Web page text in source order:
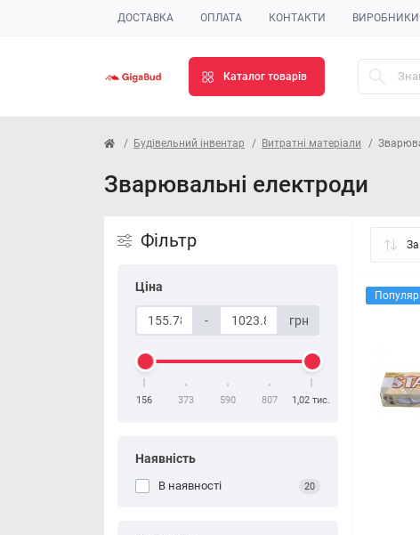
ДОСТАВКА ОПЛАТА КОНТАКТИ ВИРОБНИКИ
Каталог товарів
Будівельний інвентар Витратні матеріали
Зварювальні електроди
Фільтр
Ціна
- грн
156 373 590 807 1,02 тис.
Наявність
В наявності 20